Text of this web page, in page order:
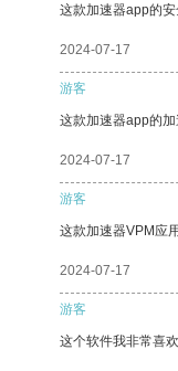
这款加速器app的
2024-07-17
游客
这款加速器app的
2024-07-17
游客
这款加速器VPM应
2024-07-17
游客
这个软件我非常喜欢